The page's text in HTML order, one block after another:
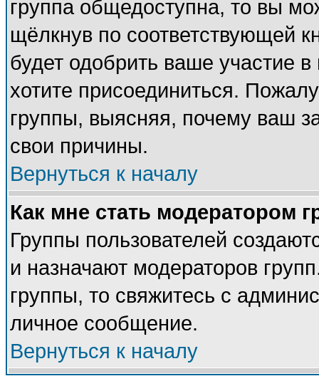
группа общедоступна, то вы
щёлкнув по соответствующей
будет одобрить ваше участие
хотите присоединиться.
группы, выясняя, почему ваш
свои причины.
Вернуться к началу
Как мне стать модератором
Группы пользователей
и назначают модераторов
группы, то свяжитесь с
личное сообщение.
Вернуться к началу